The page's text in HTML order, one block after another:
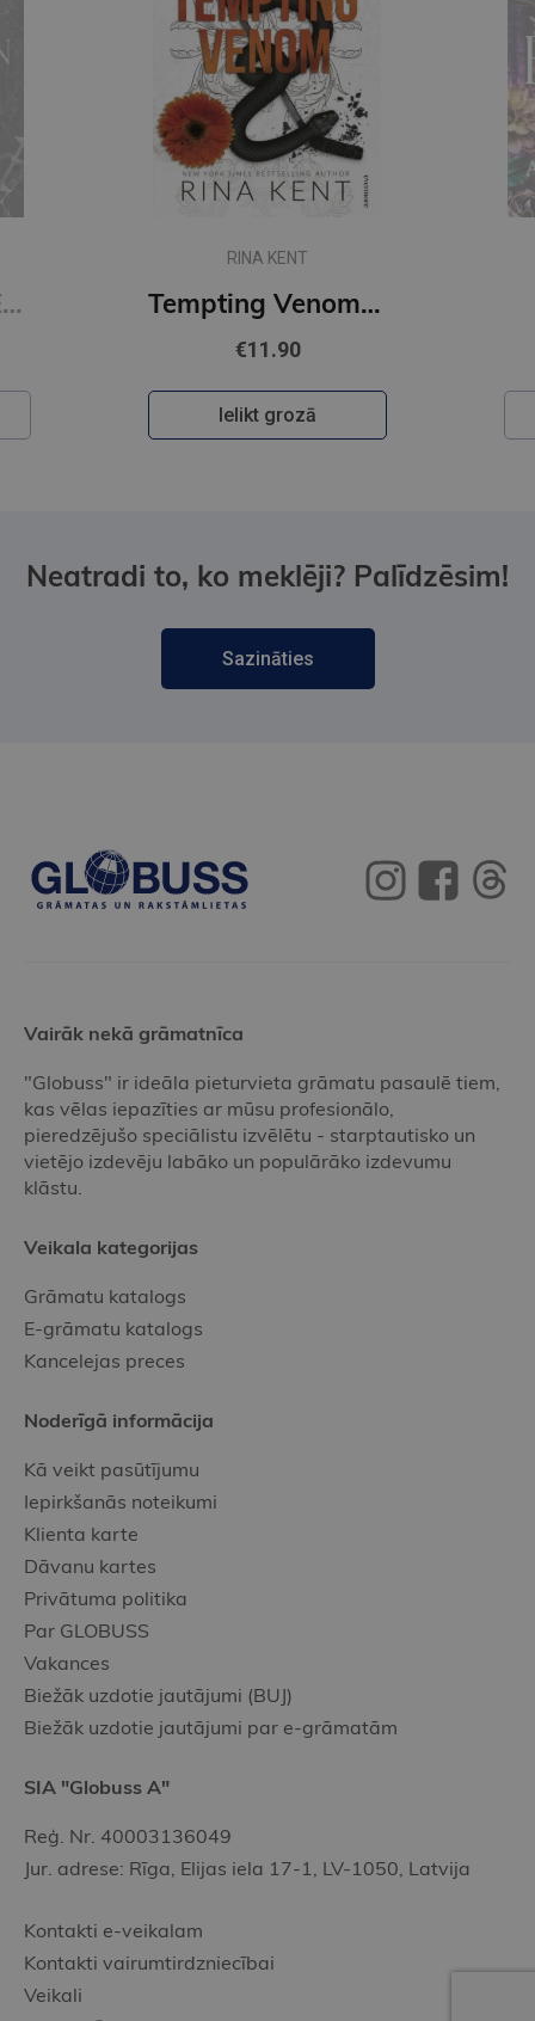
Tempting Venom : #3 The Vipers series
AUTUMN WOODS
Daybreak
€11.90
Ielikt grozā
Neatradi to, ko meklēji? Palīdzēsim!
Sazināties
Vairāk nekā grāmatnīca
"Globuss" ir ideāla pieturvieta grāmatu pasaulē tiem,
kas vēlas iepazīties ar mūsu profesionālo,
pieredzējušo speciālistu izvēlētu - starptautisko un
vietējo izdevēju labāko un populārāko izdevumu
klāstu.
Veikala kategorijas
Grāmatu katalogs
E-grāmatu katalogs
Kancelejas preces
Noderīgā informācija
Kā veikt pasūtījumu
Iepirkšanās noteikumi
Klienta karte
Dāvanu kartes
Privātuma politika
Par GLOBUSS
Vakances
Biežāk uzdotie jautājumi (BUJ)
Biežāk uzdotie jautājumi par e-grāmatām
SIA "Globuss A"
Reģ. Nr. 40003136049
Jur. adrese: Rīga, Elijas iela 17-1, LV-1050, Latvija
Kontakti e-veikalam
Kontakti vairumtirdzniecībai
Veikali